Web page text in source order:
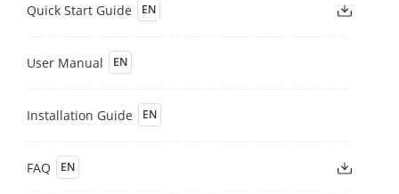
Quick Start Guide EN
User Manual EN
Installation Guide EN
FAQ EN